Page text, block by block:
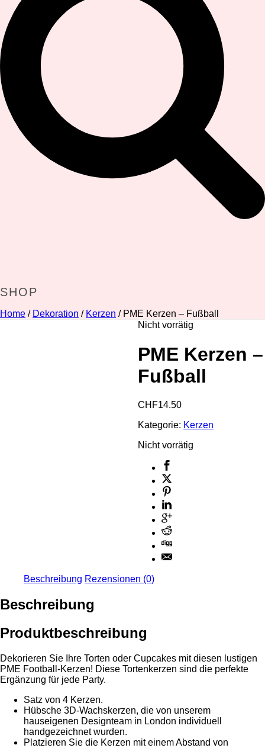
SHOP
Home / Dekoration / Kerzen / PME Kerzen – Fußball
Nicht vorrätig
PME Kerzen –
Fußball
CHF14.50
Kategorie: Kerzen
Nicht vorrätig
Beschreibung Rezensionen (0)
Beschreibung
Produktbeschreibung
Dekorieren Sie Ihre Torten oder Cupcakes mit diesen lustigen
PME Football-Kerzen! Diese Tortenkerzen sind die perfekte
Ergänzung für jede Party.
Satz von 4 Kerzen.
Hübsche 3D-Wachskerzen, die von unserem
hauseigenen Designteam in London individuell
handgezeichnet wurden.
Platzieren Sie die Kerzen mit einem Abstand von